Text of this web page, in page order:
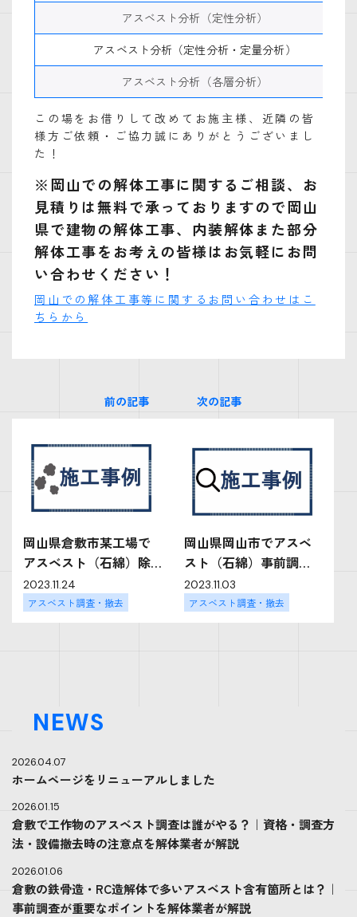
NEWS
2026.04.07
ホームページをリニューアルしました
2026.01.15
倉敷で工作物のアスベスト調査は誰がやる？｜資格・調査方
法・設備撤去時の注意点を解体業者が解説
2026.01.06
倉敷の鉄骨造・RC造解体で多いアスベスト含有箇所とは？｜
事前調査が重要なポイントを解体業者が解説
アスベスト分析（定性分析）
アスベスト分析（定性分析・定量分析）
アスベスト分析（各層分析）
この場をお借りして改めてお施主様、近隣の皆
様方ご依頼・ご協力誠にありがとうございまし
た！
※岡山での解体工事に関するご相談、お
見積りは無料で承っておりますので岡山
県で建物の解体工事、内装解体また部分
解体工事をお考えの皆様はお気軽にお問
い合わせください！
岡山での解体工事等に関するお問い合わせはこ
ちらから
前の記事
岡山県倉敷市某工場で
アスベスト（石綿）除
去工事を行いました
〔岡山解体工事ブロ
2023.11.24
アスベスト調査・撤去
次の記事
岡山県岡山市でアスベ
スト（石綿）事前調
査、分析用検体採取を
行いました〔岡山解体
工事ブログ〕
2023.11.03
アスベスト調査・撤去